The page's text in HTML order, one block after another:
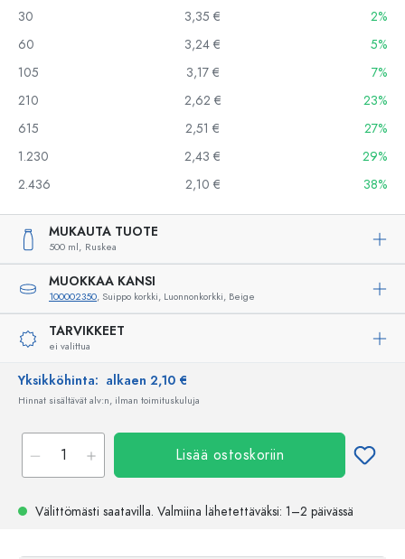
30
3,35 €
2%
60
3,24 €
5%
105
3,17 €
7%
210
2,62 €
23%
615
2,51 €
27%
1.230
2,43 €
29%
2.436
2,10 € 38%
MUKAUTA TUOTE
500 ml, Ruskea
MUOKKAA KANSI
100002350, Suippo korkki, Luonnonkorkki, Beige
TARVIKKEET
ei valittua
Yksikköhinta: alkaen 2,10 €
Hinnat sisältävät alv:n, ilman toimituskuluja
Lisää ostoskoriin
Välittömästi saatavilla. Valmiina lähetettäväksi: 1–2 päivässä